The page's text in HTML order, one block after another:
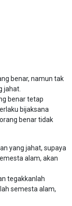
benar, namun tak
jahat.
benar tetap
bijaksana
benar tidak
yang jahat, supaya
alam, akan
tegakkanlah
semesta alam,